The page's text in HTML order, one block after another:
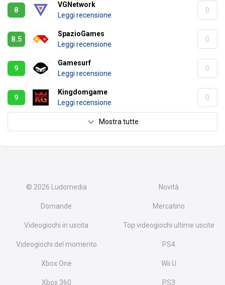
8
VGNetwork
Leggi recensione
0
8.5
SpazioGames
Leggi recensione
0
9
Gamesurf
Leggi recensione
0
9
Kingdomgame
Leggi recensione
0
Mostra tutte
© 2026 Ludomedia Novità
Domande Mercatino
Videogiochi in uscita Top videogiochi ultime uscite
Videogiochi del momento PS4
Xbox One Wii U
Xbox 360 PS3